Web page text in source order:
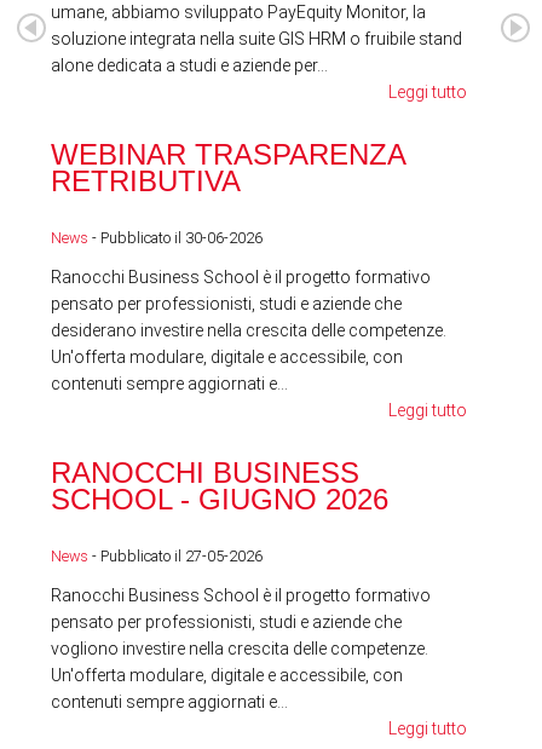
umane, abbiamo sviluppato PayEquity Monitor, la
soluzione integrata nella suite GIS HRM o fruibile stand
alone dedicata a studi e aziende per...
Leggi tutto
WEBINAR TRASPARENZA
RETRIBUTIVA
News - Pubblicato il 30-06-2026
Ranocchi Business School è il progetto formativo
pensato per professionisti, studi e aziende che
desiderano investire nella crescita delle competenze.
Un'offerta modulare, digitale e accessibile, con
contenuti sempre aggiornati e...
Leggi tutto
RANOCCHI BUSINESS
SCHOOL - GIUGNO 2026
News - Pubblicato il 27-05-2026
Ranocchi Business School è il progetto formativo
pensato per professionisti, studi e aziende che
vogliono investire nella crescita delle competenze.
Un'offerta modulare, digitale e accessibile, con
contenuti sempre aggiornati e...
Leggi tutto